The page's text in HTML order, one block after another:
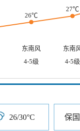
26℃
27℃
东南风
东南
4-5级 4-5级
26/30°C 保